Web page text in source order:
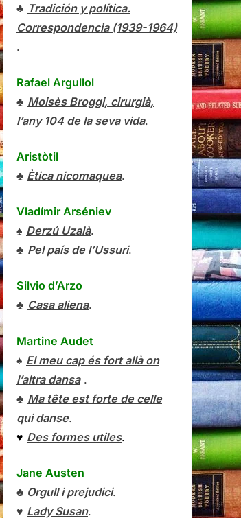
♣ Tradición y política.
Correspondencia (1939-1964)
.
Rafael Argullol
♣ Moisès Broggi, cirurgià,
l’any 104 de la seva vida.
Aristòtil
♣ Ètica nicomaquea.
Vladímir Arséniev
♠ Derzú Uzalà.
♣ Pel país de l’Ussuri.
Silvio d’Arzo
♣ Casa aliena.
Martine Audet
♠ El meu cap és fort allà on
l’altra dansa.
♣ Ma tête est forte de celle
qui danse.
♥ Des formes utiles.
Jane Austen
♣ Orgull i prejudici.
♥ Lady Susan.